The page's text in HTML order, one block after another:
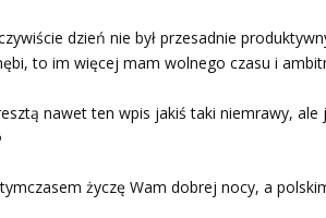
dzień nie był przesadnie
to im więcej mam wolnego czasu i
nawet ten wpis jakiś taki niemrawy,
życzę Wam dobrej nocy, a